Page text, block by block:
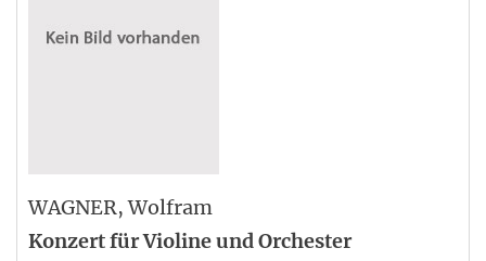
WAGNER, Wolfram
Konzert für Violine und Orchester